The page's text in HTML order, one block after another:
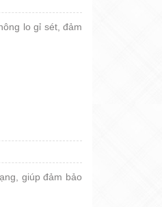
lo gỉ sét, đảm
giúp đảm bảo